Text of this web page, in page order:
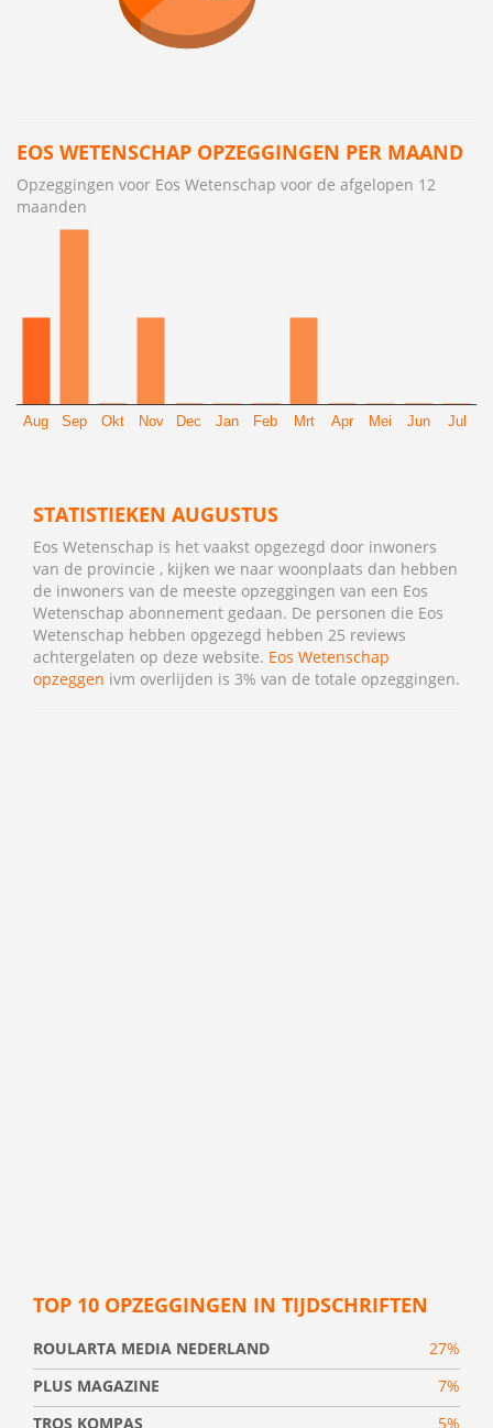
EOS WETENSCHAP OPZEGGINGEN PER MAAND
Opzeggingen voor Eos Wetenschap voor de afgelopen 12
maanden
Aug Sep Okt Nov Dec Jan Feb Mrt Apr Mei Jun Jul
STATISTIEKEN AUGUSTUS
Eos Wetenschap is het vaakst opgezegd door inwoners
van de provincie , kijken we naar woonplaats dan hebben
de inwoners van de meeste opzeggingen van een Eos
Wetenschap abonnement gedaan. De personen die Eos
Wetenschap hebben opgezegd hebben 25 reviews
achtergelaten op deze website. Eos Wetenschap
opzeggen ivm overlijden is 3% van de totale opzeggingen.
TOP 10 OPZEGGINGEN IN TIJDSCHRIFTEN
ROULARTA MEDIA NEDERLAND
27%
PLUS MAGAZINE
7%
TROS KOMPAS
5%